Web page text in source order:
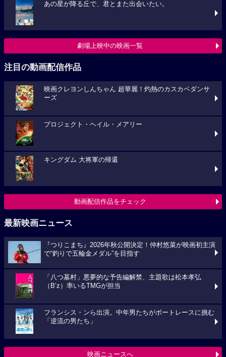
あの星が降る丘で、君とまた出会いたい。
劇場上映中の映画一覧
注目の動画配信作品
映画クレヨンしんちゃん 超華麗！灼熱のカスカベダンサ
ーズ
プロジェクト・ヘイル・メアリー
キングダム 大将軍の帰還
動画配信作品をチェック
最新映画ニュース
『つりこまち』2026年秋公開決定！仲村悠菜が映画初主演
で“釣りで五輪金メダル”を目指す
「八つ墓村」悪夢的な予告編解禁、主題歌は松本孝弘
（B’z）率いるTMGが担当
フランシス・ンら出演。中年男たちがボートレースに挑む
「逆流の男たち」
映画ニュースへ